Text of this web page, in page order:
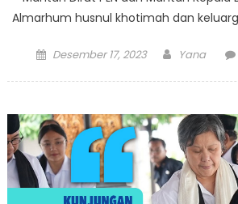
Almarhum husnul khotimah dan
Posted
Desember 17, 2023 Author
Yana